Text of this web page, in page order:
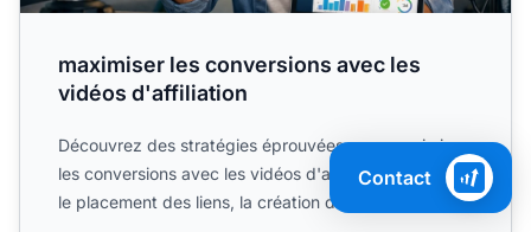
maximiser les conversions avec les
vidéos d'affiliation
Découvrez des stratégies éprouvées pour maximiser
les conversions avec les vidéos d'affiliation. Maîtrisez
le placement des liens, la création de contenu....
Contact